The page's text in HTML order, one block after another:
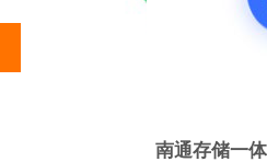
南通存储一